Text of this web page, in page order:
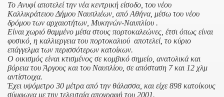
Το Ανυφί αποτελεί την νέα κεντρική είσοδο, του νέου
Καλλικράτειου Δήμου Ναυπλιέων, από Αθήνα, μέσω του νέου
δρόμου των αρχαιοτήτων, Μυκηνών-Ναυπλίου .
Είναι χωριό θαμμένο μέσα στους πορτοκαλεώνες, έτσι όπως είναι
φυσικό, η καλλιεργεια του πορτοκαλιού αποτελεί, το κύριο
επάγγελμα των περισσότερων κατοίκων.
Ο οικισμός είναι κτισμένος σε κομβικό σημείο, ανατολικά και
βόρεια του Άργους και του Ναυπλίου, σε απόσταση 7 και 12 χλμ
αντίστοιχα.
Έχει υψόμετρο 30 μέτρααπό την θάλασσα, και είχε 898 κατοίκους
σύμφωνα με την τελευταία απογραφή του 2001.
της τράπεζας Πειραιώς, στην Αγία